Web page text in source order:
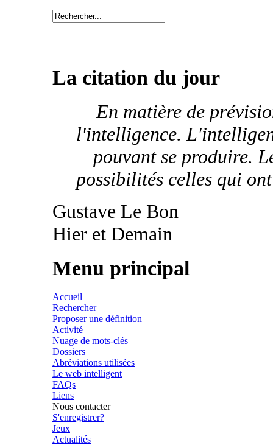
La citation du jour
En matière de
l'intelligence.
pouvant se produire.
possibilités celles qui
Gustave Le Bon
Hier et Demain
Menu principal
Accueil
Rechercher
Proposer une définition
Activité
Nuage de mots-clés
Dossiers
Abréviations utilisées
Le web intelligent
FAQs
Liens
Nous contacter
S'enregistrer?
Jeux
Actualités